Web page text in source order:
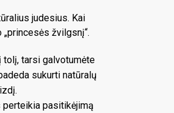
judesius. Kai
žvilgsnį“.
tarsi galvotumėte
sukurti natūralų
pasitikėjimą